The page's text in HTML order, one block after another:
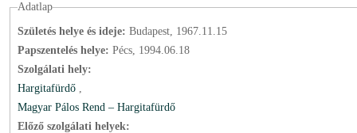
Adatlap
Születés helye és ideje: Budapest, 1967.11.15
Papszentelés helye: Pécs, 1994.06.18
Szolgálati hely:
Hargitafürdő ,
Magyar Pálos Rend – Hargitafürdő
Előző szolgálati helyek: